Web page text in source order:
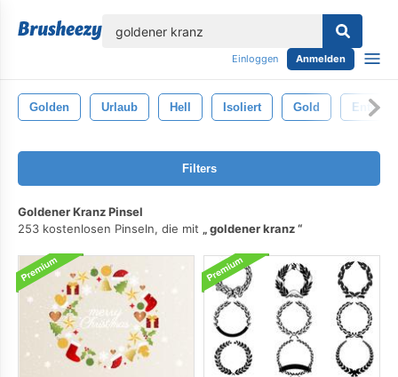
Einloggen Anmelden
Golden Urlaub Hell Isoliert Gold Entwurf
Filters
Goldener Kranz Pinsel
253 kostenlosen Pinseln, die mit
goldener kranz